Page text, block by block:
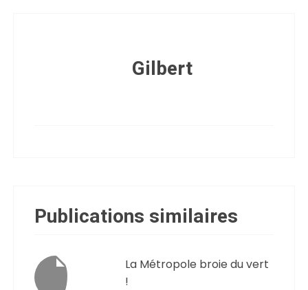
Gilbert
Publications similaires
La Métropole broie du vert
!